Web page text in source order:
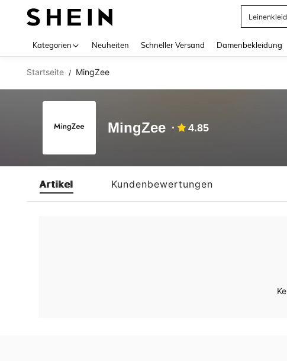
Leinenkleid
Kategorien Neuheiten Schneller Versand Damenbekleidung
Startseite / MingZee
MingZee 4.85
Artikel Kundenbewertungen